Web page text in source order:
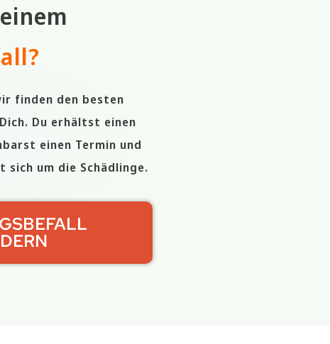
?
finden den besten
Du erhältst einen
einen Termin und
sich um die Schädlinge.